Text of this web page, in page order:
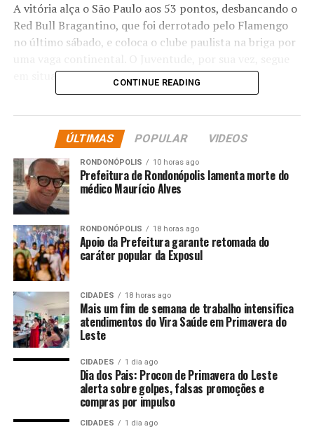
A vitória alça o São Paulo aos 53 pontos, desbancando o
Red Bull Bragantino, que foi derrotado pelo Flamengo
no último sábado, e coloca o clube paulista na briga por
em situação delicada na competição.
Brasília), em um reencontro com o técnico Luis
Zubeldía, hoje no comando da equipe carioca. Já o
Juventude receberá o Bahia na sexta-feira, às 19h, no
Alfredo Jaconi.
O jogo
A partida começou com um susto para o São Paulo. Logo
aos quatro minutos, Taliari, do Juventude, desperdiçou
entanto, a resposta tricolor foi imediata e eficiente. Aos
seis minutos, após jogada de Ferreirinha e defesa do
goleiro em chute de Luciano, Damián Bobadilla
das redes, abrindo o placar para os donos da casa.
Luciano quase ampliou aos 12 minutos, com um chute
de primeira que passou perto do ângulo. O ritmo do jogo
CONTINUE READING
ÚLTIMAS POPULAR VIDEOS
RONDONÓPOLIS 10 horas ago
Prefeitura de Rondonópolis lamenta morte do
médico Maurício Alves
RONDONÓPOLIS 18 horas ago
Apoio da Prefeitura garante retomada do
caráter popular da Exposul
CIDADES 18 horas ago
Mais um fim de semana de trabalho intensifica
atendimentos do Vira Saúde em Primavera do
Leste
CIDADES 1 dia ago
Dia dos Pais: Procon de Primavera do Leste
alerta sobre golpes, falsas promoções e
compras por impulso
CIDADES 1 dia ago